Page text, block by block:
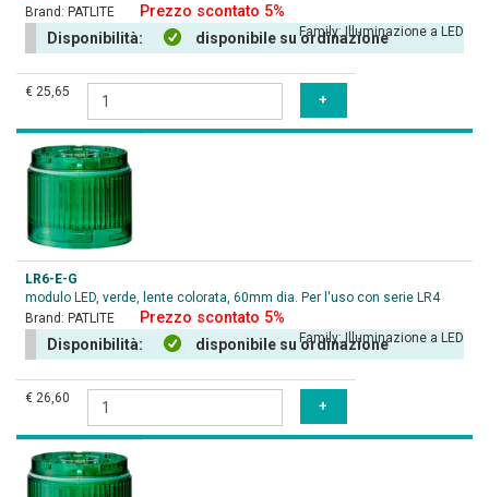
Brand: PATLITE Prezzo scontato 5%
Family:Illuminazione a LED
Disponibilità: disponibile su ordinazione
€ 25,65
LR6-E-G
modulo LED, verde, lente colorata, 60mm dia. Per l'uso con serie LR4
Brand: PATLITE Prezzo scontato 5%
Family:Illuminazione a LED
Disponibilità: disponibile su ordinazione
€ 26,60